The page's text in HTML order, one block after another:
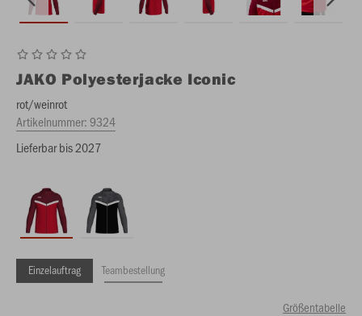
JAKO Polyesterjacke Iconic
rot/weinrot
Artikelnummer:9324
Lieferbar bis 2027
Einzelauftrag Teambestellung
Größentabelle